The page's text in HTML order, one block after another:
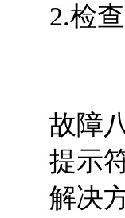
2.检查
故障八:
提示符
解决方